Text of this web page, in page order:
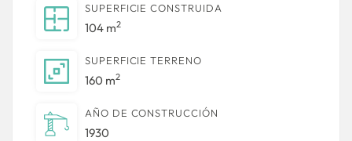
SUPERFICIE CONSTRUIDA
104 m2
SUPERFICIE TERRENO
160 m2
AÑO DE CONSTRUCCIÓN
1930